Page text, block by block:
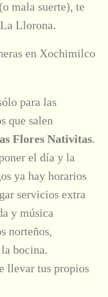
mala suerte), te
Llorona.
en Xochimilco
para las
que salen
Flores Nativitas.
el día y la
ya hay horarios
servicios extra
y música
norteños,
bocina.
llevar tus propios